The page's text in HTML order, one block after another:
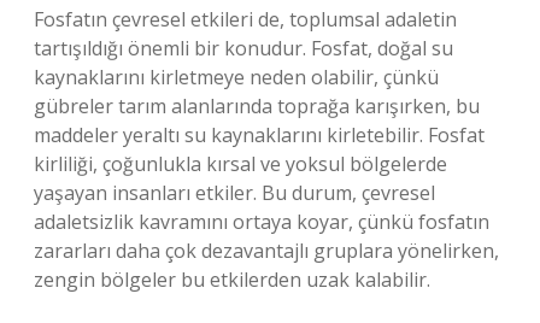
Fosfatın çevresel etkileri de, toplumsal adaletin
tartışıldığı önemli bir konudur. Fosfat, doğal su
kaynaklarını kirletmeye neden olabilir, çünkü
gübreler tarım alanlarında toprağa karışırken, bu
maddeler yeraltı su kaynaklarını kirletebilir. Fosfat
kirliliği, çoğunlukla kırsal ve yoksul bölgelerde
yaşayan insanları etkiler. Bu durum, çevresel
adaletsizlik kavramını ortaya koyar, çünkü fosfatın
zararları daha çok dezavantajlı gruplara yönelirken,
zengin bölgeler bu etkilerden uzak kalabilir.